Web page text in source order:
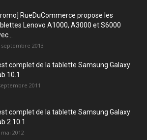
RueDuCommerce propose les
Lenovo A1000, A3000 et S6000
septembre 2013
complet de la tablette Samsung Galaxy
10.1
2011
complet de la tablette Samsung Galaxy
2 10.1
mai 2012